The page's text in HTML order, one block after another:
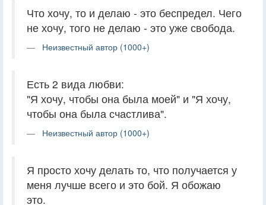
Что хочу, то и делаю - это беспредел. Чего
не хочу, того не делаю - это уже свобода.
Неизвестный автор (1000+)
Есть 2 вида любви:
"Я хочу, чтобы она была моей" и "Я хочу,
чтобы она была счастлива".
Неизвестный автор (1000+)
Я просто хочу делать то, что получается у
меня лучше всего и это бой. Я обожаю
это.